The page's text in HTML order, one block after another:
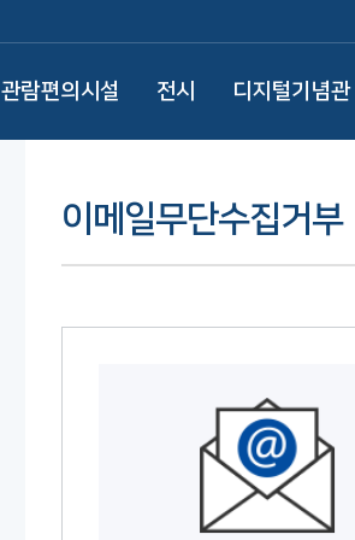
관람편의시설 전시 디지털기념관
이메일무단수집거부